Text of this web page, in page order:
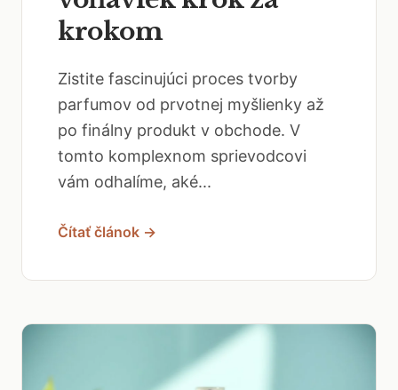
krokom
Zistite fascinujúci proces tvorby
parfumov od prvotnej myšlienky až
po finálny produkt v obchode. V
tomto komplexnom sprievodcovi
vám odhalíme, aké...
Čítať článok →